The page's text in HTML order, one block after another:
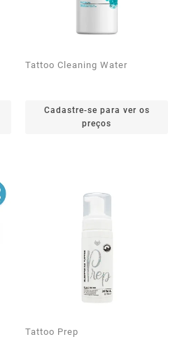
Tattoo Cleaning Water
Cadastre-se para ver os
preços
Tattoo Prep